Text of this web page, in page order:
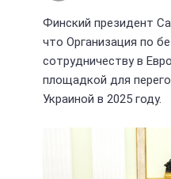
Финский президент
что Организация по
сотрудничеству в
площадкой для
Украиной в 2025 году.